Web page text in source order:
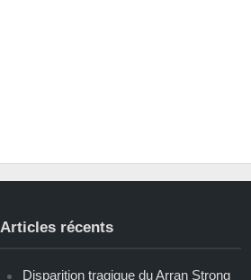
Articles récents
Disparition tragique du Arran Strong